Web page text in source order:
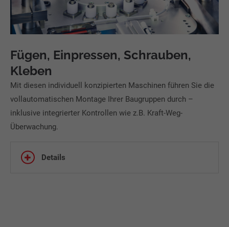
Fügen, Einpressen, Schrauben,
Kleben
Mit diesen individuell konzipierten Maschinen führen Sie die
vollautomatischen Montage Ihrer Baugruppen durch –
inklusive integrierter Kontrollen wie z.B. Kraft-Weg-
Überwachung.
Details